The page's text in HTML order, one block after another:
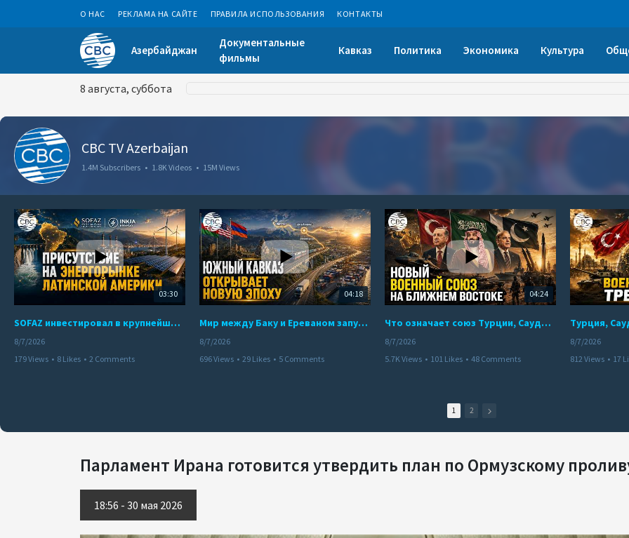
О НАС РЕКЛАМА НА САЙТЕ ПРАВИЛА ИСПОЛЬЗОВАНИЯ КОНТАКТЫ
Азербайджан
Документальные
фильмы
Кавказ Политика Экономика Культура
8 августа, суббота
CBC TV Azerbaijan
1.4M Subscribers • 1.8K Videos • 15M Views
03:30
SOFAZ инвестировал в крупнейшего независимого производителя электроэнергии Перу
8/7/2026
179 Views • 8 Likes • 2 Comments
04:18
Мир между Баку и Ереваном запускает крупные логистические проекты
8/7/2026
696 Views • 29 Likes • 5 Comments
04:24
Что означает союз Турции, Саудовской Аравии и Пакистана?
8/7/2026
5.7K Views • 101 Likes • 48 Comments
8/7/2026
812 Views • 17
1 2
Парламент Ирана готовится утвердить план по Ормузскому
18:56 - 30 мая 2026